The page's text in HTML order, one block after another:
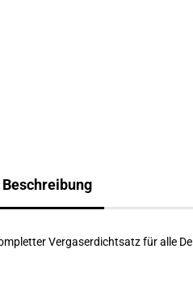
Beschreibung
Vergaserdichtsatz für alle